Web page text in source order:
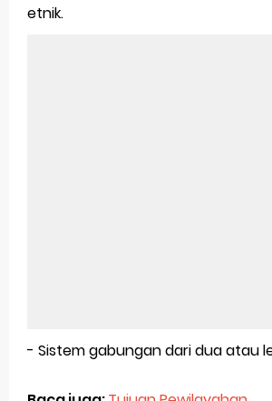
etnik.
- Sistem gabungan dari dua atau